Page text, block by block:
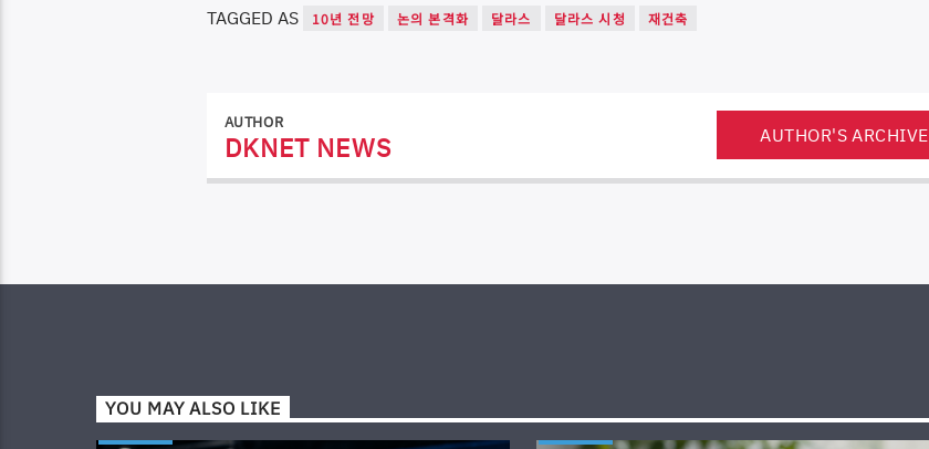
TAGGED AS 10년 전망 논의 본격화 달라스 달라스 시청 재건축
AUTHOR
DKNET NEWS AUTHOR'S ARCHIVE
YOU MAY ALSO LIKE